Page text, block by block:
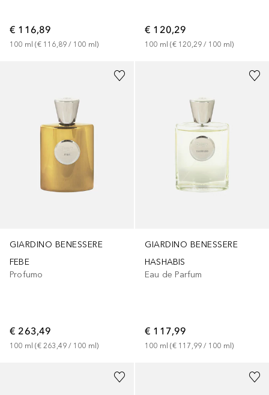
€ 116,89
100 ml (€ 116,89 / 100 ml)
€ 120,29
100 ml (€ 120,29 / 100 ml)
GIARDINO BENESSERE
FEBE
Profumo
€ 263,49
100 ml (€ 263,49 / 100 ml)
GIARDINO BENESSERE
HASHABIS
Eau de Parfum
€ 117,99
100 ml (€ 117,99 / 100 ml)